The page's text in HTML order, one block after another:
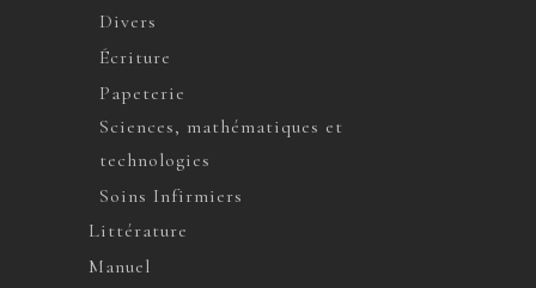
Divers
Écriture
Papeterie
Sciences, mathématiques et
technologies
Soins Infirmiers
Littérature
Manuel